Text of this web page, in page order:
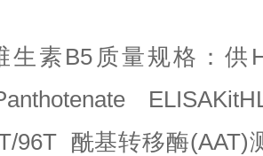
生素 B5 质量规格：供
96T 酰基转移酶(AAT)